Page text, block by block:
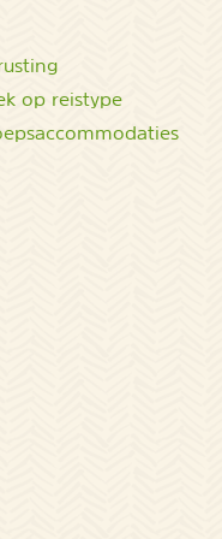
op reistype
PINTEREST
OP YOUTUBE
OP TIKTOK